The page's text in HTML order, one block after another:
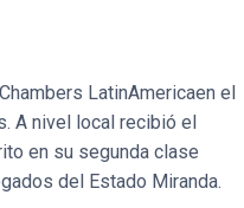
LatinAmericaen el
A nivel local recibió el
en su segunda clase
del Estado Miranda.